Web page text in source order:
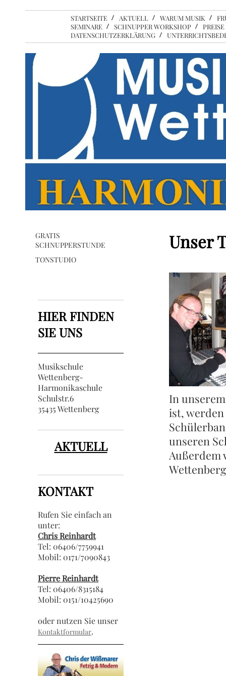
STARTSEITE AKTUELL WARUM MUSIK
SEMINARE
SCHNUPPER WORKSHOP
PREISE
DATENSCHUTZERKLÄRUNG
GRATIS
SCHNUPPERSTUNDE
TONSTUDIO
HIER FINDEN
SIE UNS
Musikschule
Wettenberg-
Harmonikaschule
Schulstr.6
35435 Wettenberg
AKTUELL
KONTAKT
Rufen Sieeinfach an
unter:
Chris Reinhardt
Tel: 06406/7759941
Mobil: 0171/7090843
Pierre Reinhardt
Tel: 06406/8315184
Mobil: 0151/10425690
oder nutzen Sie unser
Kontaktformular.
Unser
In
ist,
unseren
Außerdem